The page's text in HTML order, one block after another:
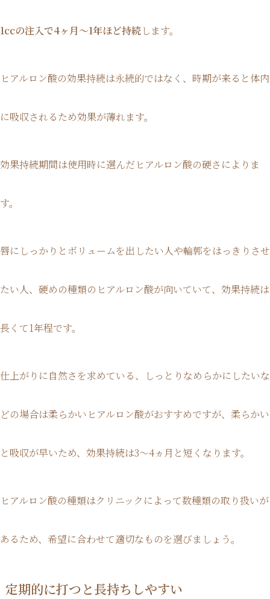
1ccの注入で4ヶ月〜1年ほど持続します。
ヒアルロン酸の効果持続は永続的ではなく、時期が来ると体内
に吸収されるため効果が薄れます。
効果持続期間は使用時に選んだヒアルロン酸の硬さによりま
す。
唇にしっかりとボリュームを出したい人や輪郭をはっきりさせ
たい人、硬めの種類のヒアルロン酸が向いていて、効果持続は
長くて1年程です。
仕上がりに自然さを求めている、しっとりなめらかにしたいな
どの場合は柔らかいヒアルロン酸がおすすめですが、柔らかい
と吸収が早いため、効果持続は3〜4ヵ月と短くなります。
ヒアルロン酸の種類はクリニックによって数種類の取り扱いが
あるため、希望に合わせて適切なものを選びましょう。
定期的に打つと長持ちしやすい